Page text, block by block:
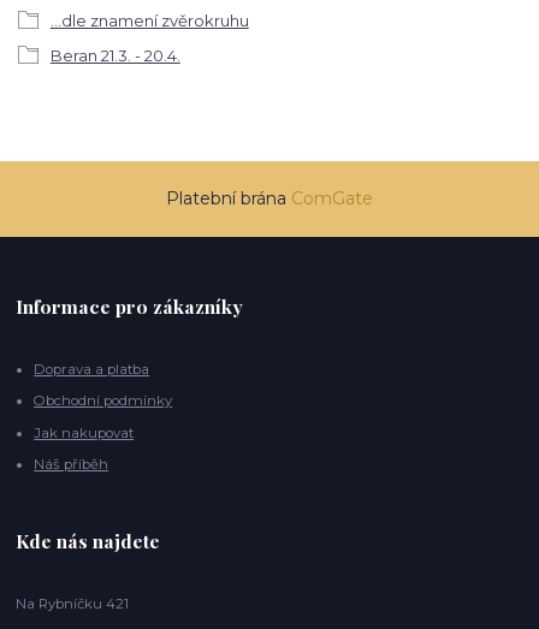
...dle znamení zvěrokruhu
Beran 21.3. - 20.4.
Platební brána ComGate
Informace pro zákazníky
Doprava a platba
Obchodní podmínky
Jak nakupovat
Náš příběh
Kde nás najdete
Na Rybníčku 421